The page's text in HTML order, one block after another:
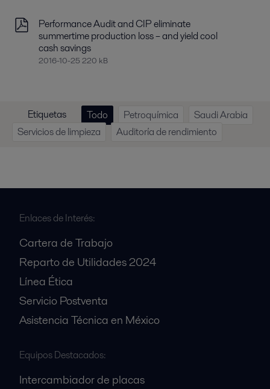
Performance Audit and CIP eliminate
summertime production loss – and yield cool
cash savings
2016-10-25 220 kB
Etiquetas Todo Petroquímica
Saudi Arabia
Servicios de limpieza
Auditoría de rendimiento
Enlaces de Interés:
Cartera de Trabajo
Reparto de Utilidades 2024
Línea Ética
Servicio Postventa
Asistencia Técnica en México
Equipos Destacados:
Intercambiador de placas